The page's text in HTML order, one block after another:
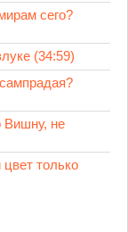
сего?
(34:59)
Вишну, не
только